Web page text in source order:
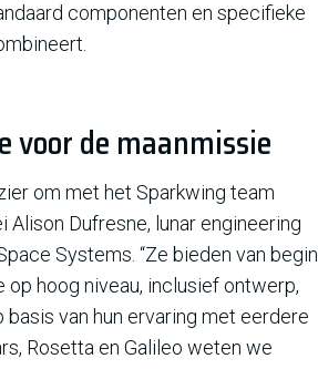
componenten en specifieke
voor de maanmissie
om met het Sparkwing team
Alison Dufresne, lunar engineering
Systems. “Ze bieden van begin
hoog niveau, inclusief ontwerp,
basis van hun ervaring met eerdere
Rosetta en Galileo weten we